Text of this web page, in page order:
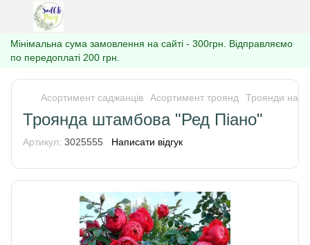
Мінімальна сума замовлення на сайті - 300грн. Відправляємо
по передоплаті 200 грн.
Асортимент саджанців Асортимент троянд Троянди на
Троянда штамбова "Ред Піано"
Артикул: 3025555 Написати відгук